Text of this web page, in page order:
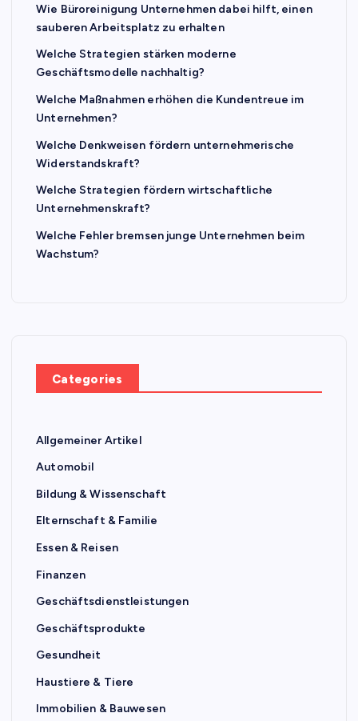
Wie Büroreinigung Unternehmen dabei hilft, einen
sauberen Arbeitsplatz zu erhalten
Welche Strategien stärken moderne
Geschäftsmodelle nachhaltig?
Welche Maßnahmen erhöhen die Kundentreue im
Unternehmen?
Welche Denkweisen fördern unternehmerische
Widerstandskraft?
Welche Strategien fördern wirtschaftliche
Unternehmenskraft?
Welche Fehler bremsen junge Unternehmen beim
Wachstum?
Categories
Allgemeiner Artikel
Automobil
Bildung & Wissenschaft
Elternschaft & Familie
Essen & Reisen
Finanzen
Geschäftsdienstleistungen
Geschäftsprodukte
Gesundheit
Haustiere & Tiere
Immobilien & Bauwesen